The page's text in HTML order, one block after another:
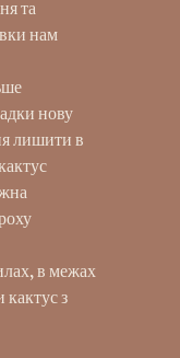
та
нам
нову
лишити в
в межах
з